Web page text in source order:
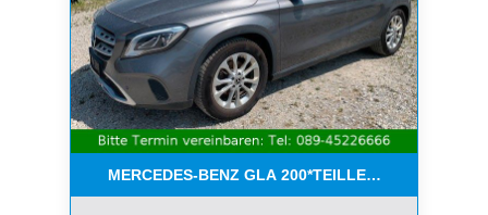
MERCEDES-BENZ GLA